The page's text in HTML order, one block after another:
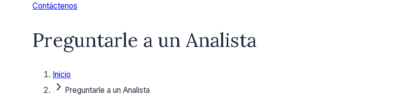
Contáctenos
Preguntarle a un Analista
Inicio
Preguntarle a un Analista